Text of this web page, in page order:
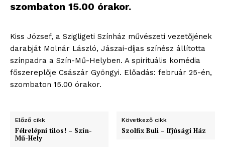
szombaton 15.00 órakor.
Kiss József, a Szigligeti Színház művészeti vezetőjének
darabját Molnár László, Jászai-díjas színész állította
színpadra a Szín-Mű-Helyben. A spirituális komédia
főszereplője Császár Gyöngyi. Előadás: február 25-én,
szombaton 15.00 órakor.
Előző cikk
Félrelépni tilos! – Szín-
Mű-Hely
Következő cikk
Szolfix Buli – Ifjúsági Ház